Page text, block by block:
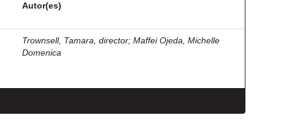
Autor(es)
Trownsell, Tamara, director; Maffei Ojeda, Michelle
Domenica